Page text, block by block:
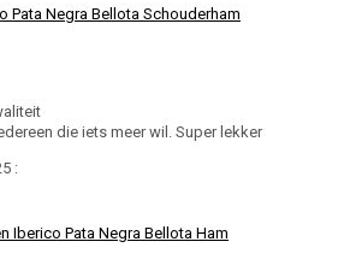
Pata Negra Bellota Schouderham
die iets meer wil. Super lekker
:
Iberico Pata Negra Bellota Ham